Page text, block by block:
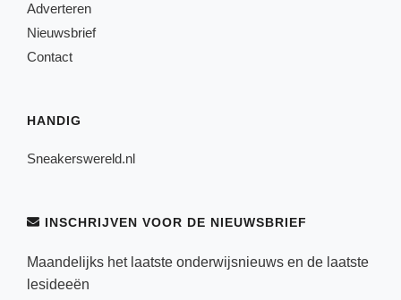
Adverteren
Nieuwsbrief
Contact
HANDIG
Sneakerswereld.nl
INSCHRIJVEN VOOR DE NIEUWSBRIEF
Maandelijks het laatste onderwijsnieuws en de laatste
lesideeën